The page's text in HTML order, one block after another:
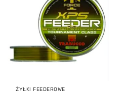
Add to
wishlist
ŻYŁKI FEEDEROWE